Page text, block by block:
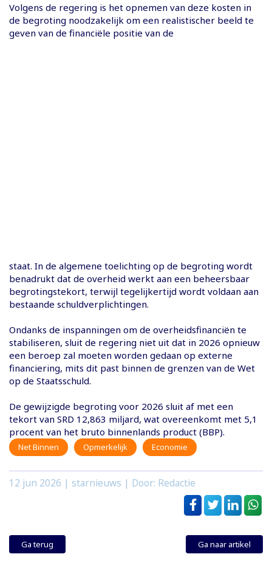
Volgens de regering is het opnemen van deze kosten in
de begroting noodzakelijk om een realistischer beeld te
geven van de financiële positie van de
staat. In de algemene toelichting op de begroting wordt
benadrukt dat de overheid werkt aan een beheersbaar
begrotingstekort, terwijl tegelijkertijd wordt voldaan aan
bestaande schuldverplichtingen.
Ondanks de inspanningen om de overheidsfinanciën te
stabiliseren, sluit de regering niet uit dat in 2026 opnieuw
een beroep zal moeten worden gedaan op externe
financiering, mits dit past binnen de grenzen van de Wet
op de Staatsschuld.
De gewijzigde begroting voor 2026 sluit af met een
tekort van SRD 12,863 miljard, wat overeenkomt met 5,1
procent van het bruto binnenlands product (BBP).
Net Binnen Opmerkelijk Economie
12 jun 2026 | starnieuws | Door: Redactie
Ga terug Ga naar artikel